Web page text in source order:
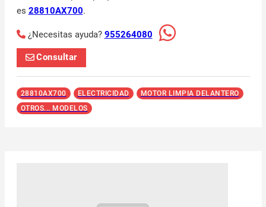
es 28810AX700.
¿Necesitas ayuda? 955264080
Consultar
28810AX700 ELECTRICIDAD
MOTOR LIMPIA DELANTERO
OTROS... MODELOS